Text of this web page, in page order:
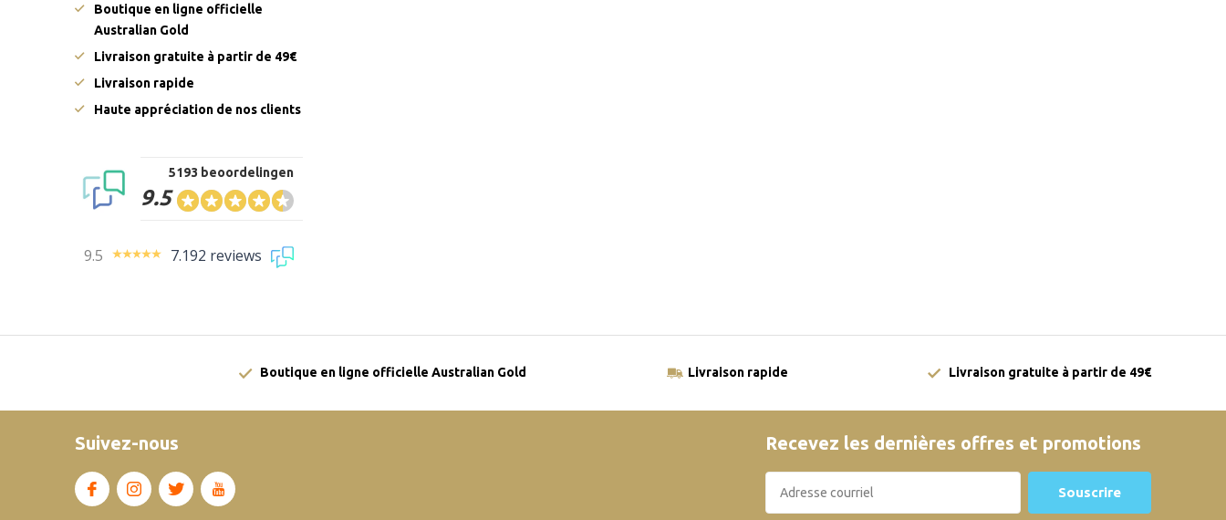
Boutique en ligne officielle
Australian Gold
Livraison gratuite à partir de 49€
Livraison rapide
Haute appréciation de nos clients
9.5
5193 beoordelingen
9.5 7.192 reviews
Boutique en ligne officielle Australian Gold Livraison rapide Livraison gratuite à partir de 49€
Suivez-nous Recevez les dernières offres et promotions
Souscrire